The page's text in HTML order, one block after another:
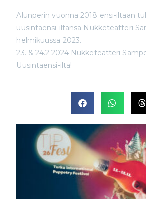
Alunperin vuonna 2018 ensi-iltaan
uusintaensi-iltansa Nukketeatteri
helmikuussa 2023.
23. & 24.2.2024 Nukketeatteri
Uusintaensi-ilta!